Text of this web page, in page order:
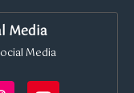
Media
Media